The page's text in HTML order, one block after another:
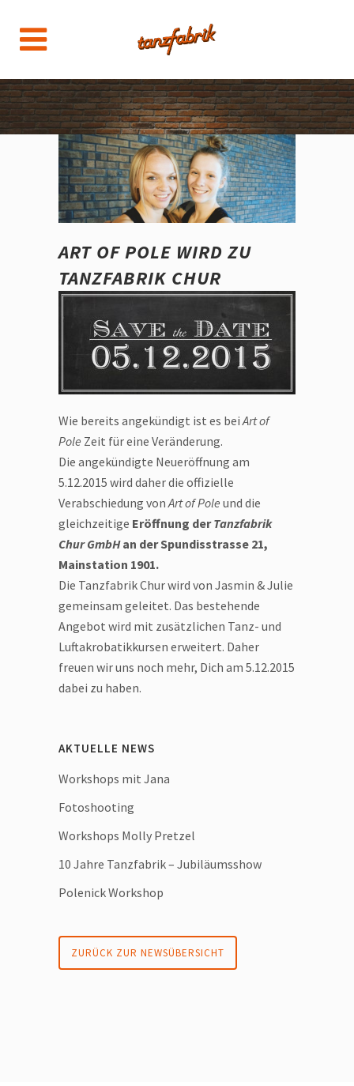
ART OF POLE WIRD ZU
TANZFABRIK CHUR
Wie bereits angekündigt ist es beiArt of
Pole Zeit für eine Veränderung.
Die angekündigte Neueröffnung am
5.12.2015 wird daher die offizielle
Verabschiedung vonArt of Pole und die
gleichzeitige Eröffnung derTanzfabrik
Chur GmbHan der Spundisstrasse 21,
Mainstation 1901.
Die Tanzfabrik Chur wird von Jasmin & Julie
gemeinsam geleitet. Das bestehende
Angebot wird mit zusätzlichen Tanz- und
Luftakrobatikkursen erweitert. Daher
freuen wir uns noch mehr, Dich am 5.12.2015
dabei zu haben.
AKTUELLE NEWS
Workshops mit Jana
Fotoshooting
Workshops Molly Pretzel
10 Jahre Tanzfabrik – Jubiläumsshow
Polenick Workshop
ZURÜCK ZUR NEWSÜBERSICHT